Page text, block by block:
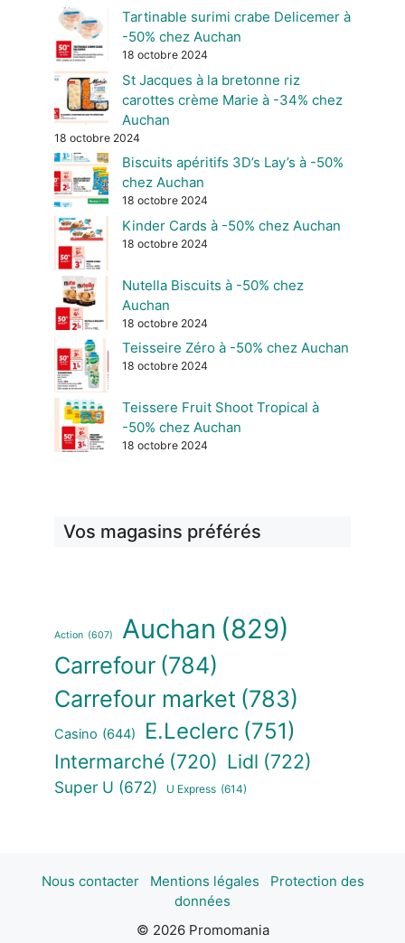
Tartinable surimi crabe Delicemer à
-50% chez Auchan
18 octobre 2024
St Jacques à la bretonne riz
carottes crème Marie à -34% chez
Auchan
18 octobre 2024
Biscuits apéritifs 3D’s Lay’s à -50%
chez Auchan
18 octobre 2024
Kinder Cards à -50% chez Auchan
18 octobre 2024
Nutella Biscuits à -50% chez
Auchan
18 octobre 2024
Teisseire Zéro à -50% chez Auchan
18 octobre 2024
Teissere Fruit Shoot Tropical à
-50% chez Auchan
18 octobre 2024
Vos magasins préférés
Action (607) Auchan (829)
Carrefour (784)
Carrefour market (783)
Casino (644) E.Leclerc (751)
Intermarché (720) Lidl (722)
Super U (672) U Express (614)
Nous contacter Mentions légales
Protection des
données
© 2026 Promomania